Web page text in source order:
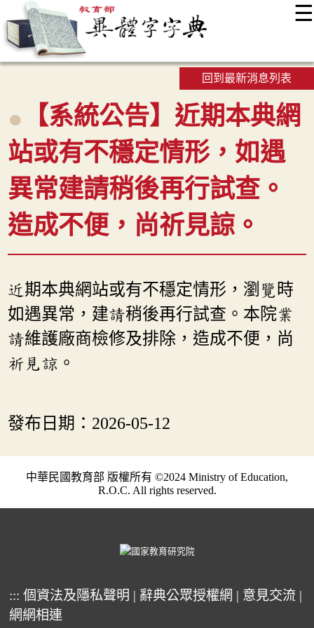
☰
最新消息
網站導覽回到最新消息列表
【系統公告】近期本典網
站或有不穩定情形，如遇
異常建請稍後再行試查。
造成不便，尚祈見諒。
近期本典網站或有不穩定情形，瀏覽時
如遇異常，建請稍後再行試查。本院業
請維護廠商檢修及排除，造成不便，尚
祈見諒。
發布日期： 2026-05-12
中華民國教育部 版權所有 ©2024 Ministry of Education,
R.O.C. All rights reserved.
::: 個資法及隱私聲明 | 辭典公眾授權網 | 意見交流 |
網網相連